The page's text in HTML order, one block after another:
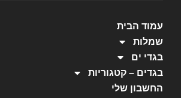
עמוד הבית
שמלות
בגדי ים
בגדים – קטגוריות
החשבון שלי